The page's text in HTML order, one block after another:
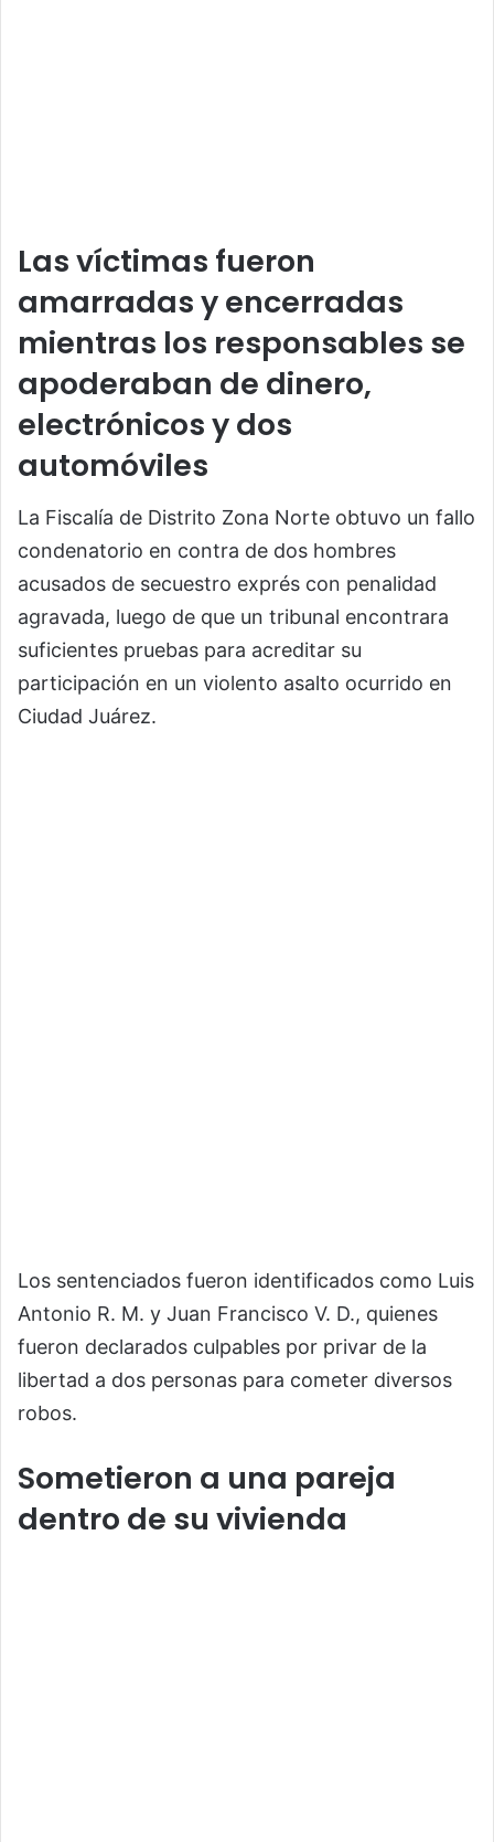
Las víctimas fueron
amarradas y encerradas
mientras los responsables se
apoderaban de dinero,
electrónicos y dos
automóviles
La Fiscalía de Distrito Zona Norte obtuvo un fallo
condenatorio en contra de dos hombres
acusados de secuestro exprés con penalidad
agravada, luego de que un tribunal encontrara
suficientes pruebas para acreditar su
participación en un violento asalto ocurrido en
Ciudad Juárez.
Los sentenciados fueron identificados como Luis
Antonio R. M. y Juan Francisco V. D., quienes
fueron declarados culpables por privar de la
libertad a dos personas para cometer diversos
robos.
Sometieron a una pareja
dentro de su vivienda